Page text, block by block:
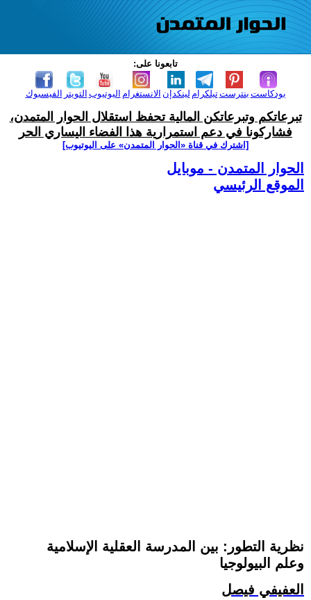
تابعونا على:
الفيسبوك التويتر اليوتيوب الانستغرام لينكدإن تيلكرامبنترست بودكاست
تبرعاتكم وتبرعاتكن المالية تحفظ استقلال الحوار المتمدن،
فشاركونا في دعم استمرارية هذا الفضاء اليساري الحر
[اشترك في قناة ‫«الحوار المتمدن» على اليوتيوب]
الحوار المتمدن - موبايل
الموقع الرئيسي
نظرية التطور: بين المدرسة العقلية الإسلامية
وعلم البيولوجيا
العفيفي فيصل